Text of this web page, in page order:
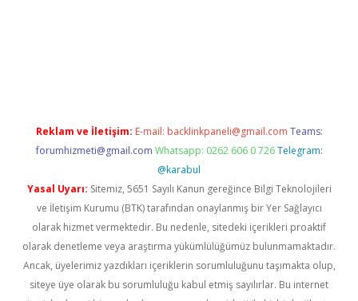
Reklam ve İletişim: E-mail: backlinkpaneli@gmail.com Teams:
forumhizmeti@gmail.com Whatsapp: 0262 606 0 726 Telegram:
@karabul
Yasal Uyarı: Sitemiz, 5651 Sayılı Kanun gereğince Bilgi Teknolojileri
ve İletişim Kurumu (BTK) tarafından onaylanmış bir Yer Sağlayıcı
olarak hizmet vermektedir. Bu nedenle, sitedeki içerikleri proaktif
olarak denetleme veya araştırma yükümlülüğümüz bulunmamaktadır.
Ancak, üyelerimiz yazdıkları içeriklerin sorumluluğunu taşımakta olup,
siteye üye olarak bu sorumluluğu kabul etmiş sayılırlar. Bu internet